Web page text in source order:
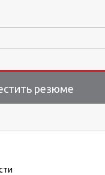
резюме